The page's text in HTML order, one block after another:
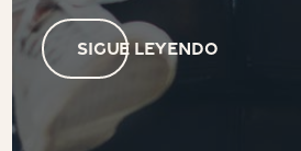
SIGUE LEYENDO